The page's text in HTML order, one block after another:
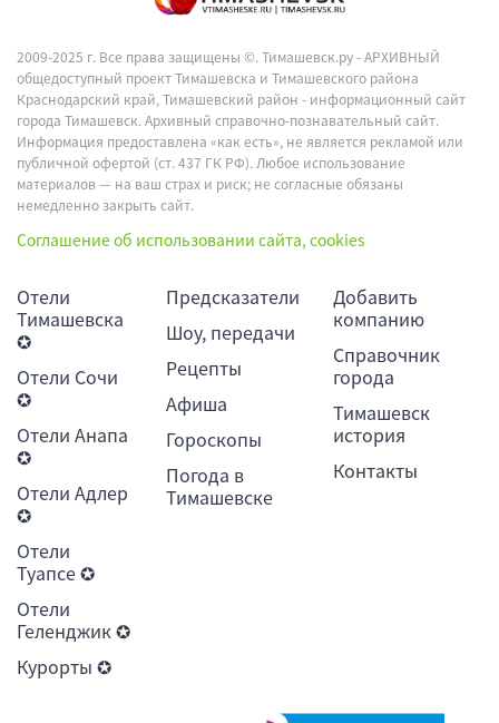
2009-2025 г. Все права защищены ©.Тимашевск.ру - АРХИВНЫЙ
общедоступный проект Тимашевска и Тимашевского района
Краснодарский край, Тимашевский район - информационный сайт
города Тимашевск. Архивный справочно-познавательный сайт.
Информация предоставлена «как есть», не является рекламой или
публичной офертой (ст. 437 ГК РФ). Любое использование
материалов — на ваш страх и риск; не согласные обязаны
немедленно закрыть сайт.
Соглашение об использовании сайта, cookies
Отели
Тимашевска
✪
Отели Сочи
✪
Отели Анапа
✪
Отели Адлер
✪
Отели
Туапсе ✪
Отели
Геленджик ✪
Курорты ✪
Предсказатели
Шоу, передачи
Рецепты
Афиша
Гороскопы
Погода в
Тимашевске
Добавить
компанию
Справочник
города
Тимашевск
история
Контакты